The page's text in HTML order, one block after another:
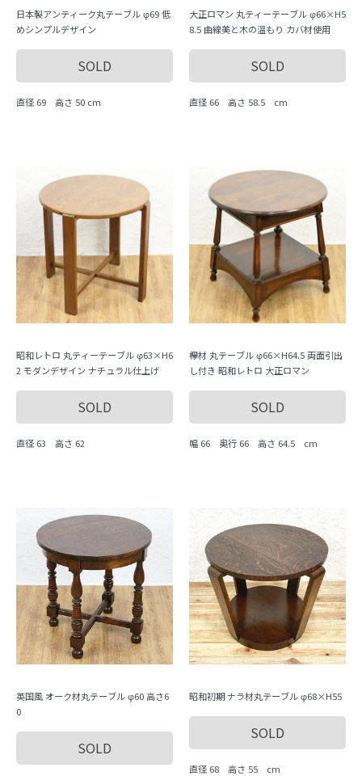
日本製アンティーク丸テーブル φ69 低
めシンプルデザイン
SOLD
直径 69 高さ 50 cm
大正ロマン 丸ティーテーブル φ66×H5
8.5 曲線美と木の温もり カバ材使用
SOLD
直径 66 高さ 58.5 cm
昭和レトロ 丸ティーテーブル φ63×H6
2 モダンデザイン ナチュラル仕上げ
SOLD
直径 63 高さ 62
欅材 丸テーブル φ66×H64.5 両面引出
し付き 昭和レトロ 大正ロマン
SOLD
幅 66 奥行 66 高さ 64.5 cm
英国風 オーク材丸テーブル φ60 高さ6
0
SOLD
昭和初期 ナラ材丸テーブル φ68×H55
SOLD
直径 68 高さ 55 cm